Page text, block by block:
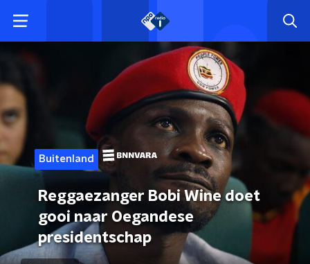
Buitenland
Reggaezanger Bobi Wine doet
gooi naar Oegandese
presidentschap